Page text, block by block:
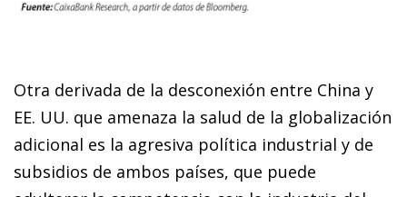
Otra derivada de la desconexión entre China y
EE. UU. que amenaza la salud de la globalización
adicional es la agresiva política industrial y de
subsidios de ambos países, que puede